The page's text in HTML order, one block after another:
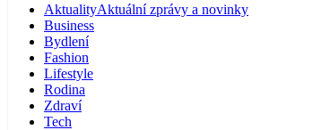
AktualityAktuální zprávy a novinky
Business
Bydlení
Fashion
Lifestyle
Rodina
Zdraví
Tech